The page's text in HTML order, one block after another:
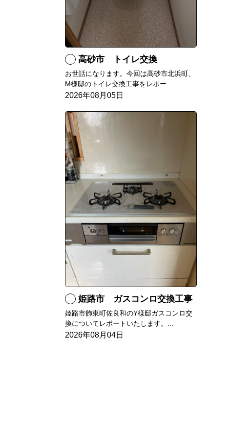
高砂市 トイレ交換
お世話になります。今回は高砂市北浜町、
M様邸のトイレ交換工事をレポー...
2026年08月05日
姫路市 ガスコンロ交換工事
姫路市飾東町佐良和のY様邸ガスコンロ交
換についてレポートいたします。...
2026年08月04日